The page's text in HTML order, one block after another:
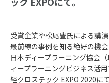
受賞企業や松尾豊氏による講
最前線の事例を知る絶好の機会
日本ディープラーニング協会
ィープラーニングビジネス活
経クロステック EXPO 2020に